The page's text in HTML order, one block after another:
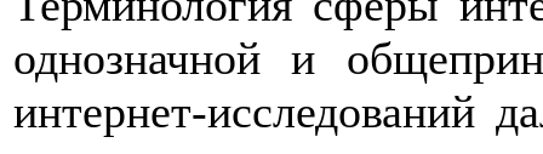
однозначной и
интернет-исследований